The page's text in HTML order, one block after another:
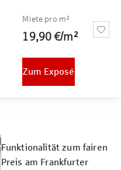
Miete pro m²
19,90 €/m²
Zum Exposé
Funktionalität zum fairen
Preis am Frankfurter